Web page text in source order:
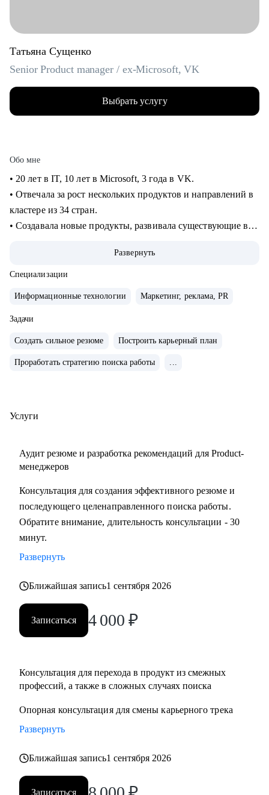
Татьяна Сущенко
Senior Product manager / ex-Microsoft, VK
Выбрать услугу
Обо мне
• 20 лет в IT, 10 лет в Microsoft, 3 года в VK.
• Отвечала за рост нескольких продуктов и направлений в
кластере из 34 стран.
• Создавала новые продукты, развивала существующие в
• Управляла портфелем из 30 продуктов.
• Помогаю стартапам.
С чем помогу:
• Проверить ваши скиллы и разработать план роста.
• Подготовить к собеседованиям, тестовым и самой работе.
ваших текущих скиллов.
• Найти зону кратного роста для вашего продукта, помочь
вашего продукта и бизнеса
Кому могу помочь:
• Начинающим карьеру продакта.
• Профессионалам из смежных отраслей (маркетинг,
развитие бизнеса, дизайн), переходящим в управление
продуктом.
• Владельцам стартапа.
Развернуть
Специализации
Информационные технологии Маркетинг, реклама, PR
Задачи
Создать сильное резюме Построить карьерный план
Проработать стратегию поиска работы ...
Услуги
Аудит резюме и разработка рекомендаций для Product-
менеджеров
Консультация для создания эффективного резюме и
последующего целенаправленного поиска работы.
Обратите внимание, длительность консультации - 30
минут.
Развернуть
Ближайшая запись1 сентября 2026
Записаться 4 000 ₽
Консультация для перехода в продукт из смежныx
профессий, а также в сложных случаях поиска
Опорная консультация для смены карьерного трека
Развернуть
Ближайшая запись1 сентября 2026
Записаться